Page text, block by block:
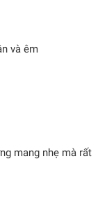
và êm
mang nhẹ mà rất